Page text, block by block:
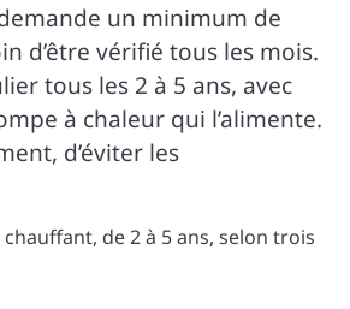
un minimum de
d’être vérifié tous les mois.
tous les 2 à 5 ans, avec
à chaleur qui l’alimente.
d’éviter les